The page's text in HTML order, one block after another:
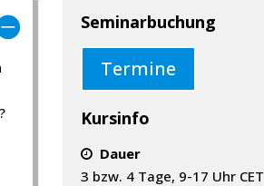
Seminarbuchung
Termine
Kursinfo
Dauer
3 bzw. 4 Tage, 9-17 Uhr CET